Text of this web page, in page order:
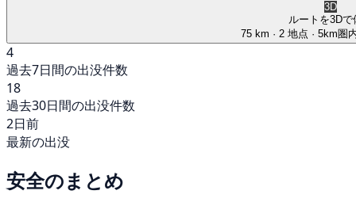
3D
ルートを3Dで
75 km · 2 地点 · 5km圏
4
過去7日間の出没件数
18
過去30日間の出没件数
2日前
最新の出没
安全のまとめ